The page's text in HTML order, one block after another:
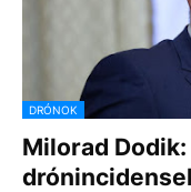
DRÓNOK
Milorad